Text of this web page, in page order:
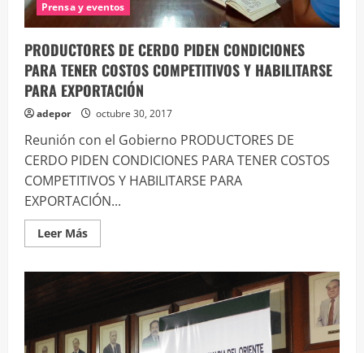
Prensa y eventos
PRODUCTORES DE CERDO PIDEN CONDICIONES
PARA TENER COSTOS COMPETITIVOS Y HABILITARSE
PARA EXPORTACIÓN
adepor octubre 30, 2017
Reunión con el Gobierno PRODUCTORES DE
CERDO PIDEN CONDICIONES PARA TENER COSTOS
COMPETITIVOS Y HABILITARSE PARA
EXPORTACIÓN...
Leer MásLeer
más
PRODUCTORES
CONDICIONES
PARA
TENER